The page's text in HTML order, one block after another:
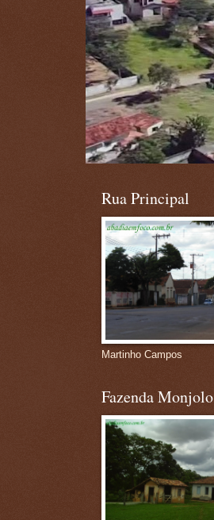
Rua Principal
Martinho Campos
Fazenda Monjolo